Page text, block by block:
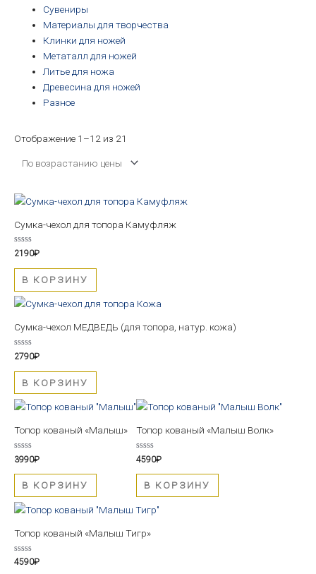
Сувениры
Материалы для творчества
Клинки для ножей
Метаталл для ножей
Литье для ножа
Древесина для ножей
Разное
Отображение 1–12 из 21
Сумка-чехол для топора Камуфляж
Оценка
0
из
2190₽
В КОРЗИНУ
Сумка-чехол МЕДВЕДЬ (для топора, натур. кожа)
Оценка
0
из
2790₽
В КОРЗИНУ
Топор кованый «Малыш»
Оценка
0
из
3990₽
В КОРЗИНУ
Топор кованый «Малыш Волк»
Оценка
0
из
4590₽
В КОРЗИНУ
Топор кованый «Малыш Тигр»
Оценка
4590₽